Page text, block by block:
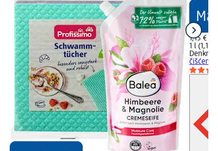
1,15 €
1 l (1,15
Denkmit
čišćenje